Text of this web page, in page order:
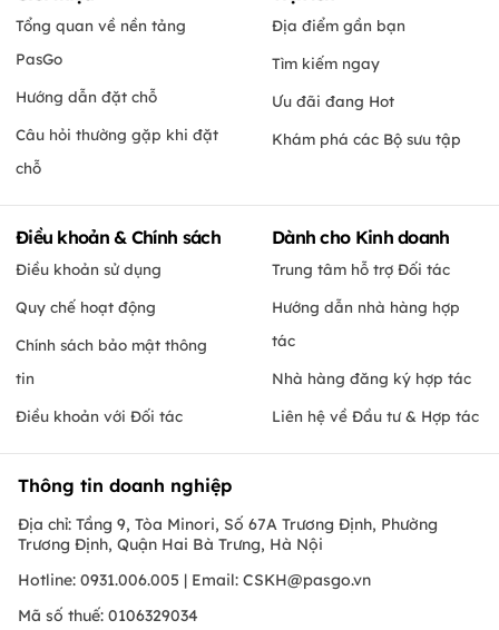
Tổng quan về nền tảng
PasGo
Hướng dẫn đặt chỗ
Câu hỏi thường gặp khi đặt
chỗ
Địa điểm gần bạn
Tìm kiếm ngay
Ưu đãi đang Hot
Khám phá các Bộ sưu tập
Điều khoản & Chính sách
Điều khoản sử dụng
Quy chế hoạt động
Chính sách bảo mật thông
tin
Điều khoản với Đối tác
Dành cho Kinh doanh
Trung tâm hỗ trợ Đối tác
Hướng dẫn nhà hàng hợp
tác
Nhà hàng đăng ký hợp tác
Liên hệ về Đầu tư & Hợp tác
Thông tin doanh nghiệp
Địa chỉ: Tầng 9, Tòa Minori, Số 67A Trương Định, Phường
Trương Định, Quận Hai Bà Trưng, Hà Nội
Hotline: 0931.006.005 | Email: CSKH@pasgo.vn
Mã số thuế: 0106329034